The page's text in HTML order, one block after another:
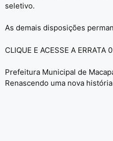
seletivo.
As demais disposições
CLIQUE E ACESSE A ERRATA
Prefeitura Municipal de
Renascendo uma nova história